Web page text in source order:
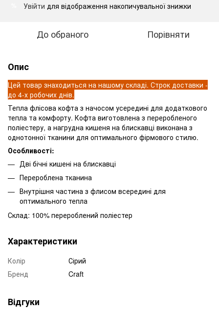
Увійти для відображення накопичувальної знижки
До обраного Порівняти
Опис
Цей товар знаходиться на нашому складі. Строк доставки -
до 4-х робочих днів.
Тепла флісова кофта з начосом усередині для додаткового
тепла та комфорту. Кофта виготовлена з переробленого
поліестеру, а нагрудна кишеня на блискавці виконана з
однотонної тканини для оптимального фірмового стилю.
Особливості:
Дві бічні кишені на блискавці
Перероблена тканина
Внутрішня частина з флисом всередині для
оптимального тепла
Склад: 100% перероблений поліестер
Характеристики
Колір
Сірий
Бренд
Craft
Відгуки